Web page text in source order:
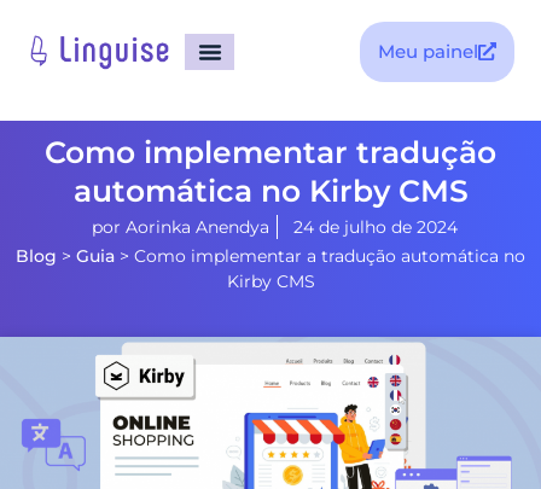
Meu painel
Como implementar tradução
automática no Kirby CMS
por Aorinka Anendya
24 de julho de 2024
Blog > Guia > Como implementar a tradução automática no
Kirby CMS